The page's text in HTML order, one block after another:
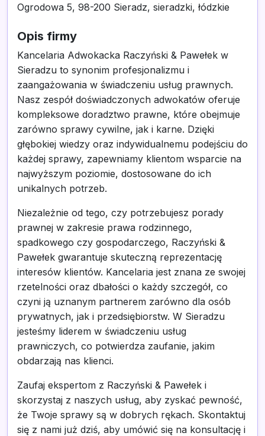
Ogrodowa 5, 98-200 Sieradz, sieradzki, łódzkie
Opis firmy
Kancelaria Adwokacka Raczyński & Pawełek w
Sieradzu to synonim profesjonalizmu i
zaangażowania w świadczeniu usług prawnych.
Nasz zespół doświadczonych adwokatów oferuje
kompleksowe doradztwo prawne, które obejmuje
zarówno sprawy cywilne, jak i karne. Dzięki
głębokiej wiedzy oraz indywidualnemu podejściu do
każdej sprawy, zapewniamy klientom wsparcie na
najwyższym poziomie, dostosowane do ich
unikalnych potrzeb.
Niezależnie od tego, czy potrzebujesz porady
prawnej w zakresie prawa rodzinnego,
spadkowego czy gospodarczego, Raczyński &
Pawełek gwarantuje skuteczną reprezentację
interesów klientów. Kancelaria jest znana ze swojej
rzetelności oraz dbałości o każdy szczegół, co
czyni ją uznanym partnerem zarówno dla osób
prywatnych, jak i przedsiębiorstw. W Sieradzu
jesteśmy liderem w świadczeniu usług
prawniczych, co potwierdza zaufanie, jakim
obdarzają nas klienci.
Zaufaj ekspertom z Raczyński & Pawełek i
skorzystaj z naszych usług, aby zyskać pewność,
że Twoje sprawy są w dobrych rękach. Skontaktuj
się z nami już dziś, aby umówić się na konsultację i